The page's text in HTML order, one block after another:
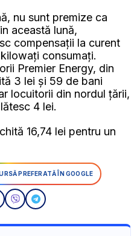
nu sunt premize ca
această lună,
compensații la curent
consumați.
Premier Energy, din
3 lei și 59 de bani
locuitorii din nordul țării,
4 lei.
16,74 lei pentru un
PREFERATĂ ÎN GOOGLE